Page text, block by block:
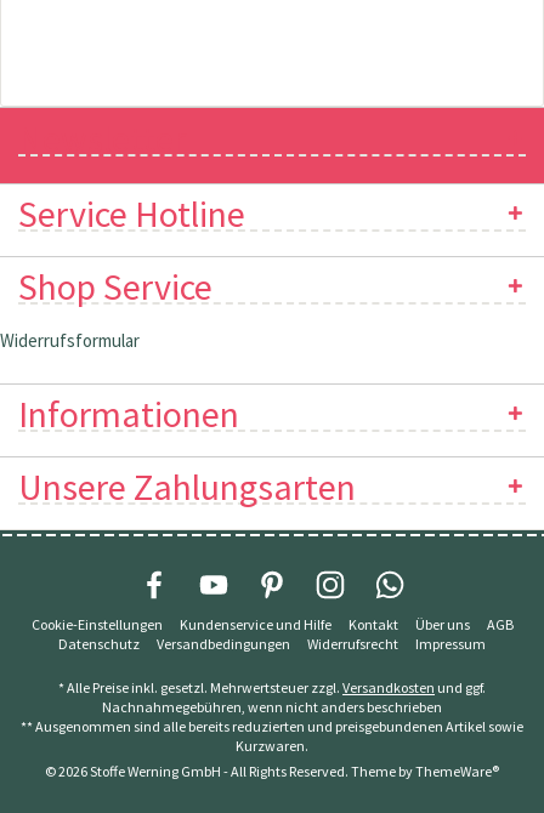
Service Hotline
Shop Service
Widerrufsformular
Informationen
Unsere Zahlungsarten
Cookie-Einstellungen Kundenservice und Hilfe Kontakt Über uns
AGB
Datenschutz
Versandbedingungen Widerrufsrecht Impressum
* Alle Preise inkl. gesetzl. Mehrwertsteuer zzgl. Versandkosten und ggf.
Nachnahmegebühren, wenn nicht anders beschrieben
** Ausgenommen sind alle bereits reduzierten und preisgebundenen Artikel sowie
Kurzwaren.
© 2026 Stoffe Werning GmbH - All Rights Reserved. Theme byThemeWare®